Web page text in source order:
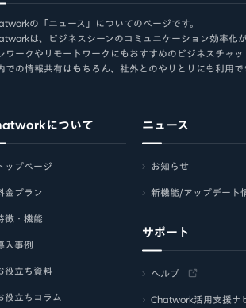
の「ニュース」についてのページです。
は、ビジネスシーンのコミュニケーション効率化
ワークやリモートワークにもおすすめのビジネスチャ
での情報共有はもちろん、社外とのやりとりにも利用
について
トップページ
金プラン
徴・機能
入事例
役立ち資料
役立ちコラム
ニュース
お知らせ
新機能/アップデート
サポート
ヘルプ
Chatwork活用支援ナ